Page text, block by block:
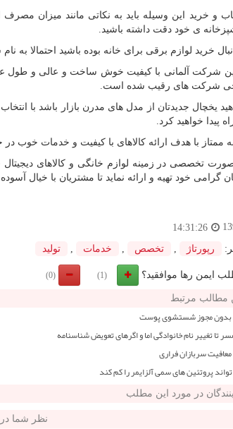
و خرید این وسیله باید به نکاتی مانند میزان
ی خود دقت داشته باشید.
دنبال خرید لوازم برقی برای خانه بوده باشید احتمالا به
شرکت آلمانی با کیفیت خوش ساخت و عالی و طول
شرکت های رقیب شده است.
یخچال جدیدتان از مدل های مدرن بازار باشد با
پیدا خواهید کرد.
ممتاز با هدف ارائه کالاهای با کیفیت و خدمات
تخصصی در زمینه لوازم خانگی و کالاهای
گرامی خود تهیه و ارائه نماید تا مشتریان با خیال
14:31:26
رپورتاژ تخصص خدمات تولید
ایمن رها موافقید؟ (1)
(0)
مطالب مرتبط
بدون مجوز شستشوی پوست
تا تغییر نام خانوادگی اما و اگرهای تعویض شناسنامه
سربازان فراری
در مورد این مطلب
نظر شما